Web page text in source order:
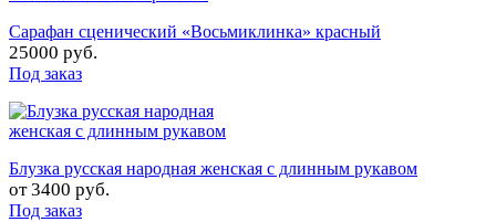
Сарафан сценический «Восьмиклинка» красный
25000 руб.
Под заказ
Блузка русская народная женская с длинным рукавом
от3400 руб.
Под заказ